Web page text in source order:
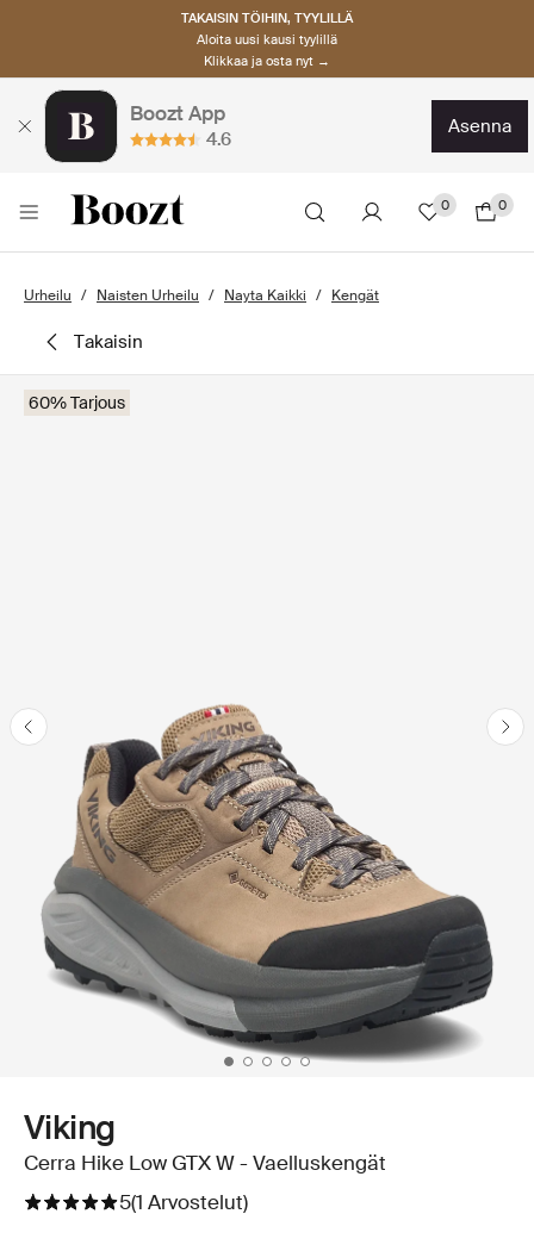
TAKAISIN TÖIHIN, TYYLILLÄ
Aloita uusi kausi tyylillä
Klikkaa ja osta nyt →
Boozt App
4.6
asenna
0 0
Urheilu Naisten Urheilu Nayta Kaikki Kengät
takaisin
60% Tarjous
Viking
Cerra Hike Low GTX W - Vaelluskengät
5(1 Arvostelut)